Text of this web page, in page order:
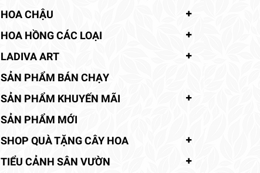
HOA CHẬU
HOA HỒNG CÁC LOẠI
LADIVA ART
SẢN PHẨM BÁN CHẠY
SẢN PHẨM KHUYẾN MÃI
SẢN PHẨM MỚI
SHOP QUÀ TẶNG CÂY HOA
TIỂU CẢNH SÂN VƯỜN